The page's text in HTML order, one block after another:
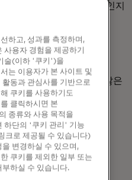
러한 해킹이 어떤 모습인지
지털 파트너십 및 핀테크
한 조직으로 인식되면
대한 재정적 손실을
말합니다. "돈 외에도 많은
판은 큰 문제가 됩니다.
."
딧에 액세스
환경에서 자금 확보는
하고, 성과를 측정하며,
사용자 경험을 제공하기
술(이하 '쿠키')을
는 이용자가 본 사이트 및
동과 관심사를 기반으로
쿠키를 사용하기도
클릭하시면 본
종류와 사용 목적을
하단의 '쿠키 관리' 기능
크로 제공될 수 있습니다)
변경하실 수 있으며,
쿠키를 제외한 일부 또는
하실 수 있습니다.